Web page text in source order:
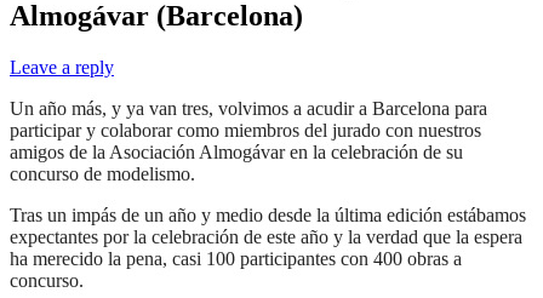
Almogávar (Barcelona)
Leave a reply
Un año más, y ya van tres, volvimos a acudir a Barcelona para
participar y colaborar como miembros del jurado con nuestros
amigos de la Asociación Almogávar en la celebración de su
concurso de modelismo.
Tras un impás de un año y medio desde la última edición estábamos
expectantes por la celebración de este año y la verdad que la espera
ha merecido la pena, casi 100 participantes con 400 obras a
concurso.